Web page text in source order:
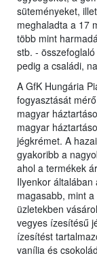
süteményeket,
meghaladta a 17
több mint
stb. -
pedig a családi,
A GfK Hungária
fogyasztását
magyar
magyar
jégkrémet. A
gyakoribb a
ahol a termékek
Ilyenkor
magasabb, mint
üzletekben
vegyes ízesítésű
ízesítést
vanília és